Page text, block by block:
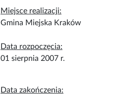
Miejsce realizacji:
Gmina Miejska Kraków
Data rozpoczęcia:
01 sierpnia 2007 r.
Data zakończenia: